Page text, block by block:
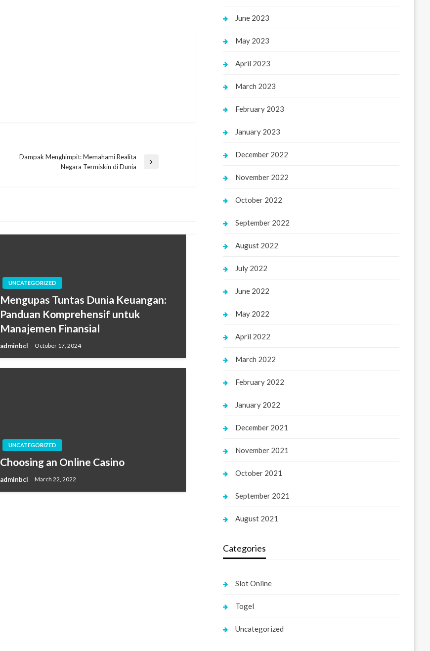
Dampak Menghimpit: Memahami Realita
Negara Termiskin di Dunia
UNCATEGORIZED
Mengupas Tuntas Dunia Keuangan:
Panduan Komprehensif untuk
Manajemen Finansial
adminbcl October 17, 2024
UNCATEGORIZED
Choosing an Online Casino
adminbcl March 22, 2022
June 2023
May 2023
April 2023
March 2023
February 2023
January 2023
December 2022
November 2022
October 2022
September 2022
August 2022
July 2022
June 2022
May 2022
April 2022
March 2022
February 2022
January 2022
December 2021
November 2021
October 2021
September 2021
August 2021
Categories
Slot Online
Togel
Uncategorized